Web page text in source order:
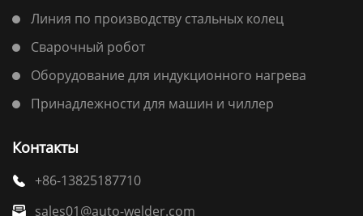
Линия по производству стальных колец
Сварочный робот
Оборудование для индукционного нагрева
Принадлежности для машин и чиллер
Контакты
 +86-13825187710
 sales01@auto-welder.com